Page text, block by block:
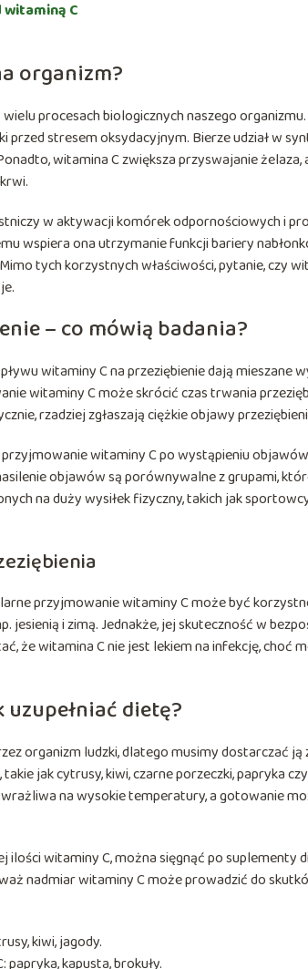
C
organizm?
procesach biologicznych naszego
stresem oksydacyjnym. Bierze udział w
witamina C zwiększa przyswajanie
w aktywacji komórek odpornościowych i
wspiera ona utrzymanie funkcji bariery
tych korzystnych właściwości, pytanie, czy
– co mówią badania?
witaminy C na przeziębienie dają mieszane
witaminy C może skrócić czas trwania
rzadziej zgłaszają ciężkie objawy
witaminy C po wystąpieniu
objawów są porównywalne z grupami,
na duży wysiłek fizyczny, takich jak
przyjmowanie witaminy C może być
jesienią i zimą. Jednakże, jej skuteczność w
że witamina C nie jest lekiem na infekcję, choć
dietę?
organizm ludzki, dlatego musimy dostarczać
jak cytrusy, kiwi, czarne porzeczki, papryka
na wysokie temperatury, a gotowanie
witaminy C, można sięgnąć po suplementy
nadmiar witaminy C może prowadzić do
kiwi, jagody.
kapusta, brokuły.